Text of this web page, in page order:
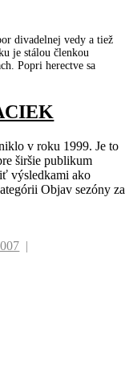
divadelnej vedy a tiež
je stálou členkou
Popri herectve sa
v roku 1999. Je to
širšie publikum
výsledkami ako
Objav sezóny za